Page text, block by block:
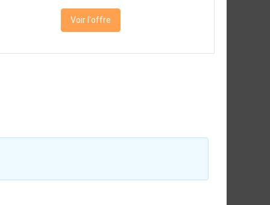
Voir l'offre